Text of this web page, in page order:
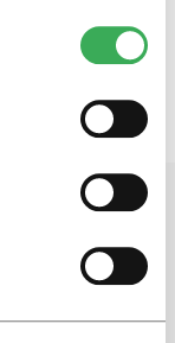
nieuwsbrief van